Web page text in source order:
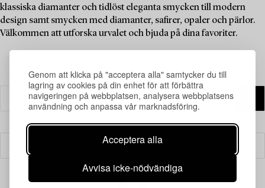
Genom att klicka på "acceptera alla" samtycker du till
lagring av cookies på din enhet för att förbättra
navigeringen på webbplatsen, analysera webbplatsens
användning och anpassa vår marknadsföring.
Acceptera alla
Avvisa icke-nödvändiga
klassiska diamanter och tidlöst eleganta smycken till modern
design samt smycken med diamanter, safirer, opaler och pärlor.
Välkommen att utforska urvalet och bjuda på dina favoriter.
Filter